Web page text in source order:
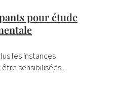
pour étude
les instances
sensibilisées ...